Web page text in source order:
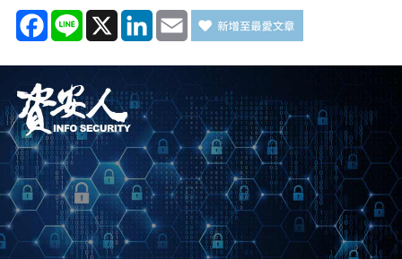
Facebook
Line X LinkedIn
Email